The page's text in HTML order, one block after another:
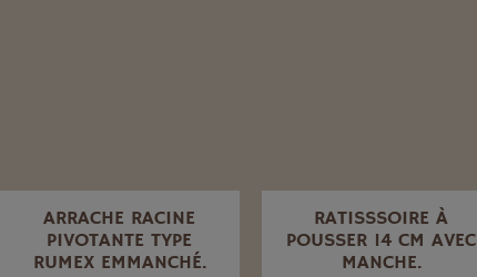
ARRACHE RACINE
PIVOTANTE TYPE
RUMEX EMMANCHÉ.
RATISSSOIRE À
POUSSER 14 CM AVEC
MANCHE.